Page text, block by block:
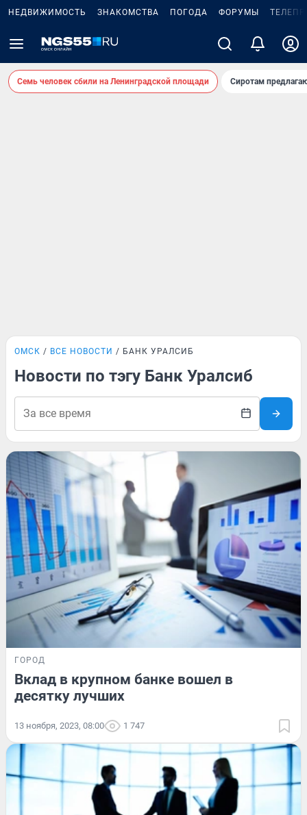
НЕДВИЖИМОСТЬ ЗНАКОМСТВА ПОГОДА ФОРУМЫ
Семь человек сбили на Ленинградской площади Сиротам
ОМСК ВСЕ НОВОСТИ БАНК УРАЛСИБ
Новости по тэгу Банк Уралсиб
ГОРОД
Вклад в крупном банке вошел в
десятку лучших
13 ноября, 2023, 08:00 1 747